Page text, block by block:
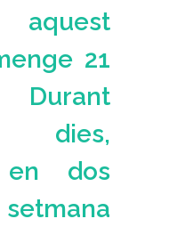
aquest
21
dies,
en dos